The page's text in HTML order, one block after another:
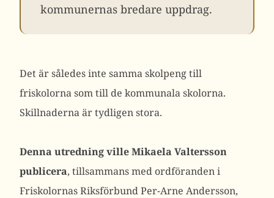
kommunernas bredare uppdrag.
Det är således inte samma skolpeng till
friskolorna som till de kommunala skolorna.
Skillnaderna är tydligen stora.
Denna utredning ville Mikaela Valtersson
publicera, tillsammans med ordföranden i
Friskolornas Riksförbund Per-Arne Andersson,